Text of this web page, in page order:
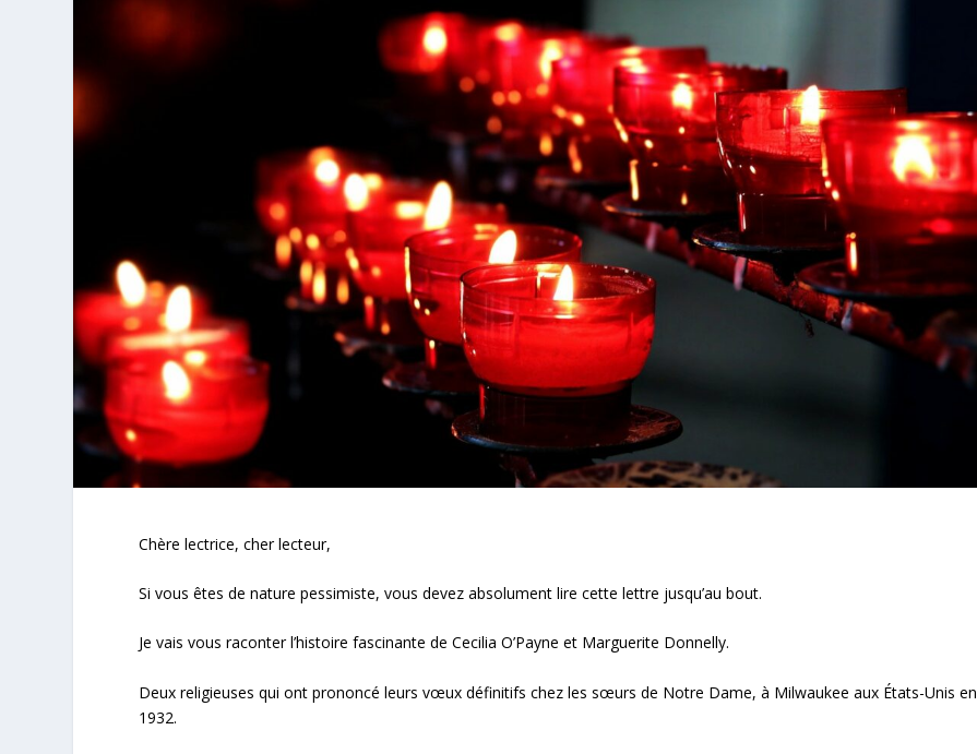
Chère lectrice, cher lecteur,
Si vous êtes de nature pessimiste, vous devez absolument lire cette lettre jusqu’au bout.
Je vais vous raconter l’histoire fascinante de Cecilia O’Payne et Marguerite Donnelly.
Deux religieuses qui ont prononcé leurs vœux définitifs chez les sœurs de Notre Dame, à Milwaukee aux États-Unis en
1932.